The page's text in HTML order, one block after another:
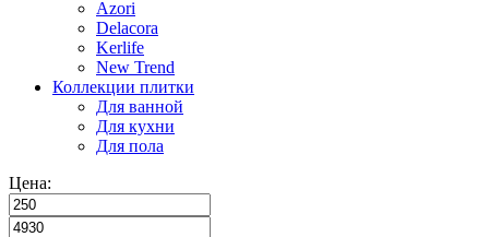
Azori
Delacora
Kerlife
New Trend
Коллекции плитки
Для ванной
Для кухни
Для пола
Цена: